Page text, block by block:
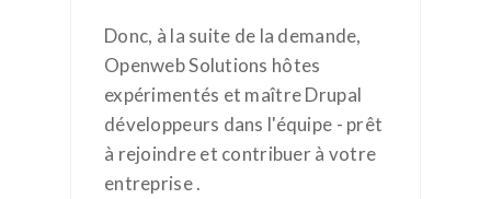
Donc, à la suite de la demande,
Openweb Solutions hôtes
expérimentés et maître Drupal
développeurs dans l'équipe - prêt
à rejoindre et contribuer à votre
entreprise .